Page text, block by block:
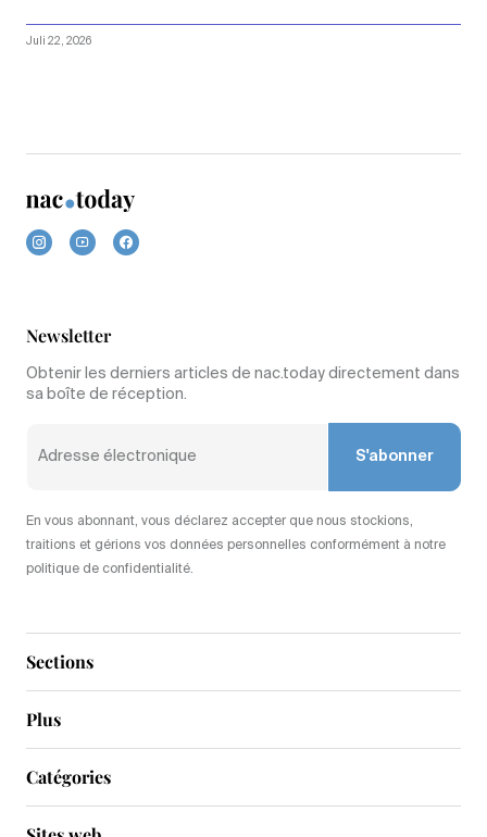
Juli 22, 2026
Sections
Plus
Newsletter
Obtenir les derniers articles de nac.today directement dans
sa boîte de réception.
S'abonner
En vous abonnant, vous déclarez accepter que nous stockions,
traitions et gérions vos données personnelles conformément à notre
politique de confidentialité.
Catégories